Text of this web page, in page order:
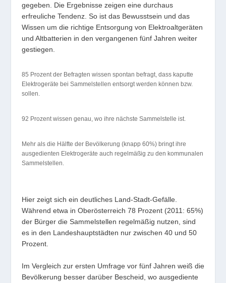
gegeben. Die Ergebnisse zeigen eine durchaus
erfreuliche Tendenz. So ist das Bewusstsein und das
Wissen um die richtige Entsorgung von Elektroaltgeräten
und Altbatterien in den vergangenen fünf Jahren weiter
gestiegen.
85 Prozent der Befragten wissen spontan befragt, dass kaputte
Elektrogeräte bei Sammelstellen entsorgt werden können bzw.
sollen.
92 Prozent wissen genau, wo ihre nächste Sammelstelle ist.
Mehr als die Hälfte der Bevölkerung (knapp 60%) bringt ihre
ausgedienten Elektrogeräte auch regelmäßig zu den kommunalen
Sammelstellen.
Hier zeigt sich ein deutliches Land-Stadt-Gefälle.
Während etwa in Oberösterreich 78 Prozent (2011: 65%)
der Bürger die Sammelstellen regelmäßig nutzen, sind
es in den Landeshauptstädten nur zwischen 40 und 50
Prozent.
Im Vergleich zur ersten Umfrage vor fünf Jahren weiß die
Bevölkerung besser darüber Bescheid, wo ausgediente